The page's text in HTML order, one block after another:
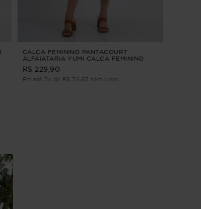
CALÇA FEMININO PANTACOURT
ALFAIATARIA YUMI CALÇA FEMININO
PANTACOURT ALFAIATARIA Verde M
R$ 229,90
Em até 3x de R$ 76,63 sem juros